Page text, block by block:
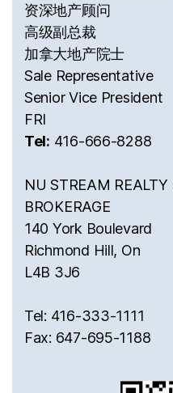
资深地产顾问
高级副总裁
加拿大地产院士
Sale Representative
Senior Vice President
FRI
Tel: 416-666-8288
NU STREAM
BROKERAGE
140 York Boulevard
Richmond Hill, On
L4B 3J6
Tel: 416-333-1111
Fax: 647-695-1188